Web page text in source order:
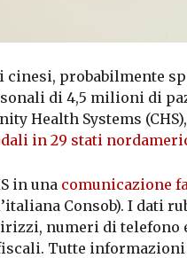
probabilmente
di 4,5 milioni di
Health Systems
in 29 stati
in una comunicazione
Consob). I dati
numeri di telefono
Tutte informazioni